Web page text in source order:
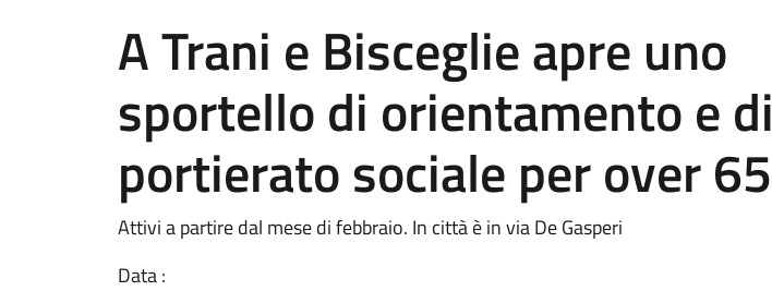
A Trani e Bisceglie apre uno
sportello di orientamento e di
portierato sociale per over 65
Attivi a partire dal mese di febbraio. In città è in via De Gasperi
Data :